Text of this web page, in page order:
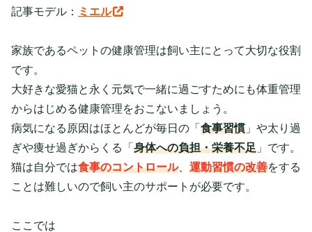
記事モデル： ミエル
家族であるペットの健康管理は飼い主にとって大切な役割
です。
大好きな愛猫と永く元気で一緒に過ごすためにも体重管理
からはじめる健康管理をおこないましょう。
病気になる原因はほとんどが毎日の「 食事習慣 」や太り過
ぎや痩せ過ぎからくる「 身体への負担・栄養不足 」です。
猫は自分では食事のコントロール、 運動習慣の改善をする
ことは難しいので飼い主のサポートが必要です。
ここでは